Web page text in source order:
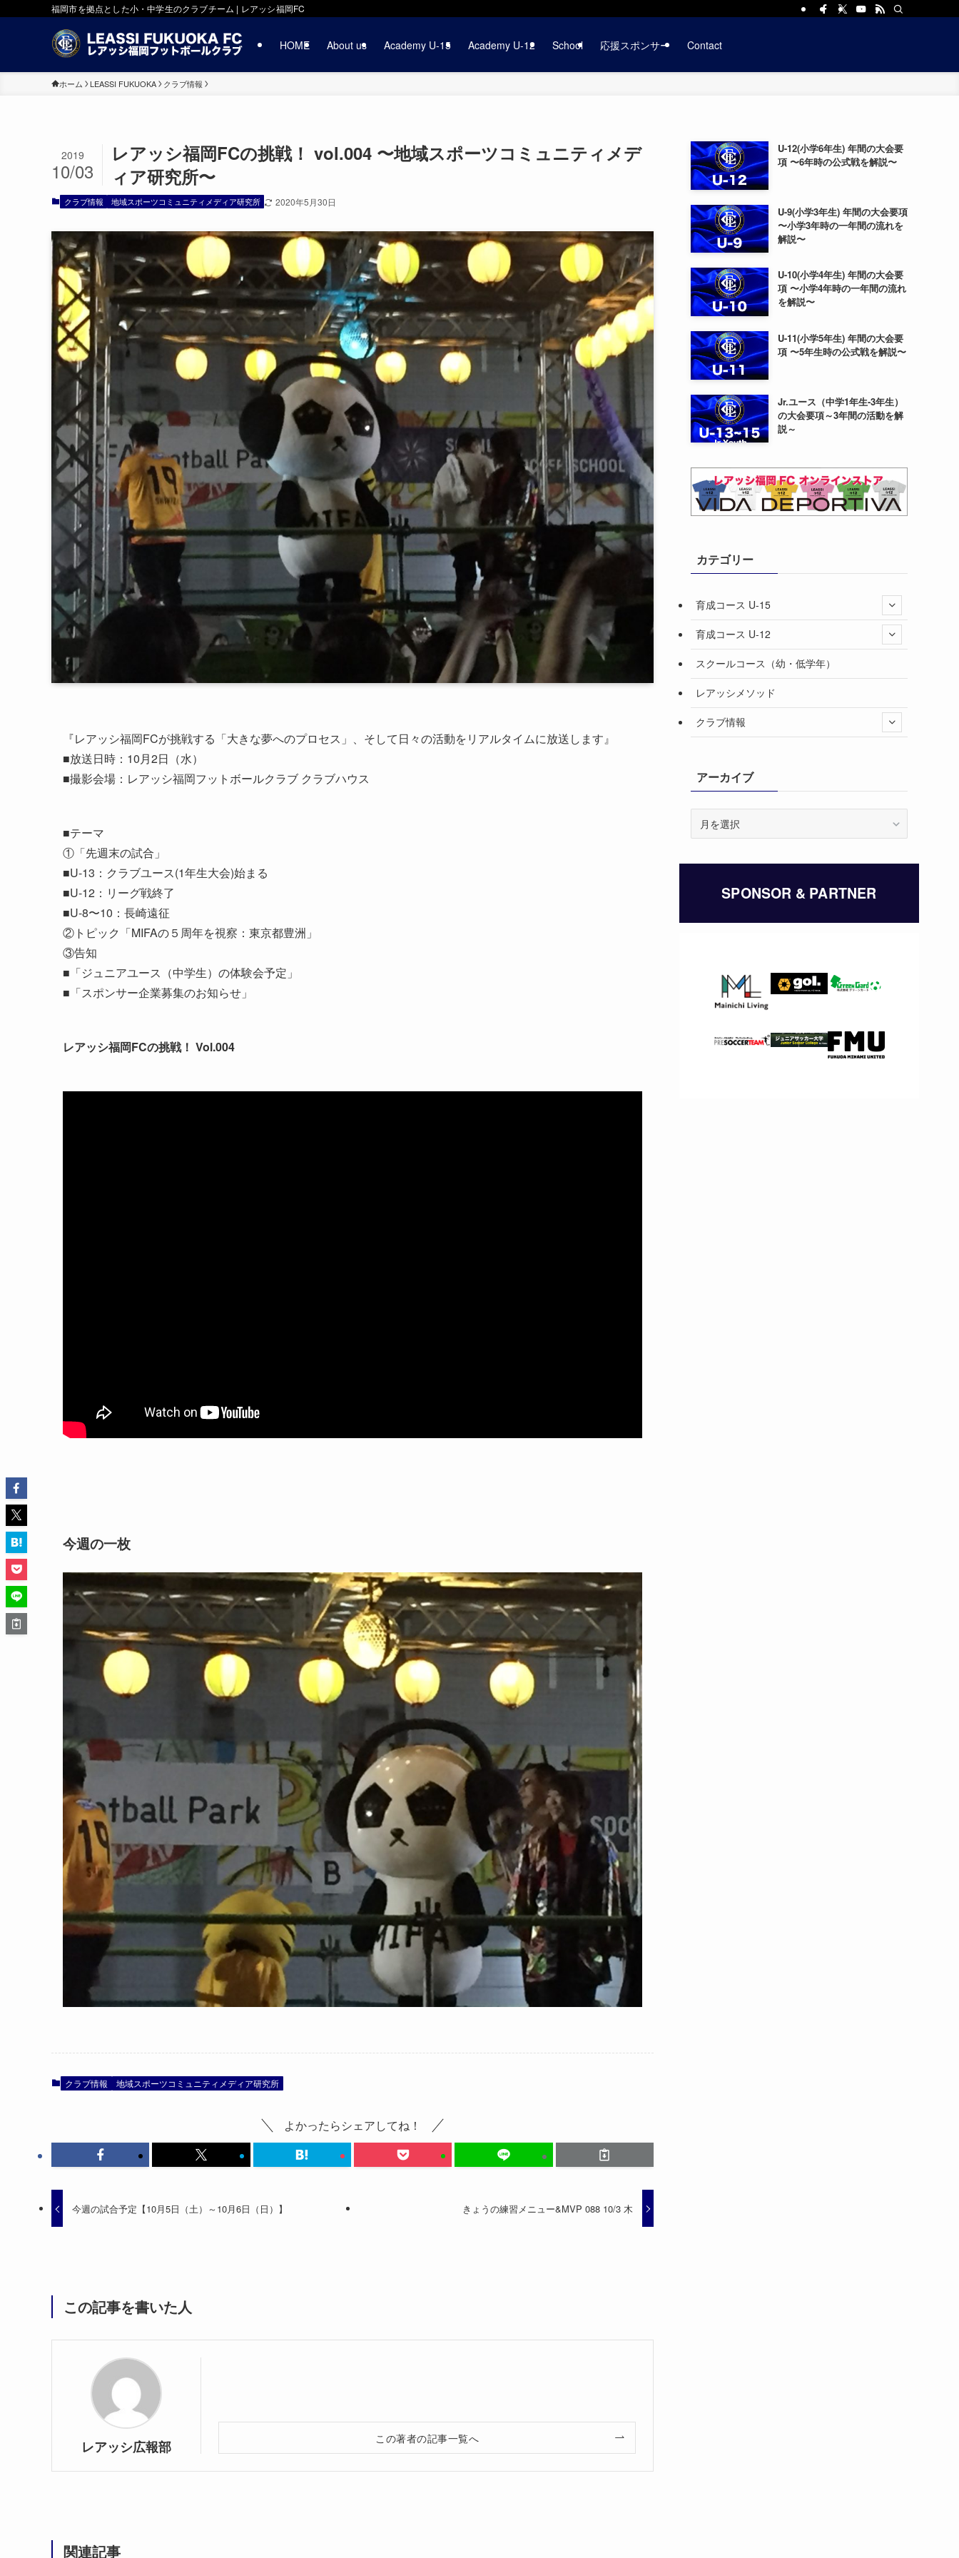
福岡市を拠点とした小・中学生のクラブチーム | レアッシ福岡FC
HOME About us Academy U-15 Academy U-12 School 応援スポンサー Contact
ホーム LEASSI FUKUOKA クラブ情報
レアッシ福岡FCの挑戦！ vol.004 〜地域スポーツコミュニティメデ
ィア研究所〜
2019
10/03
クラブ情報 地域スポーツコミュニティメディア研究所 2020年5月30日
『レアッシ福岡FCが挑戦する「大きな夢へのプロセス」、そして日々の活動をリアルタイムに放送します』
■放送日時：10月2日（水）
■撮影会場：レアッシ福岡フットボールクラブ クラブハウス
■テーマ
①「先週末の試合」
■U-13：クラブユース(1年生大会)始まる
■U-12：リーグ戦終了
■U-8〜10：長崎遠征
②トピック「MIFAの５周年を視察：東京都豊洲」
③告知
■「ジュニアユース（中学生）の体験会予定」
■「スポンサー企業募集のお知らせ」
レアッシ福岡FCの挑戦！ Vol.004
今週の一枚
クラブ情報 地域スポーツコミュニティメディア研究所
よかったらシェアしてね！
今週の試合予定【10月5日（土）～10月6日（日）】 きょうの練習メニュー&MVP 088 10/3 木
この記事を書いた人
レアッシ広報部 この著者の記事一覧へ
関連記事
U-12(小学6年生) 年間の大会要
項 〜6年時の公式戦を解説〜
U-9(小学3年生) 年間の大会要項
〜小学3年時の一年間の流れを
解説〜
U-10(小学4年生) 年間の大会要
項 〜小学4年時の一年間の流れ
を解説〜
U-11(小学5年生) 年間の大会要
項 〜5年生時の公式戦を解説〜
Jr.ユース（中学1年生-3年生）
の大会要項～3年間の活動を解
説～
カテゴリー
育成コース U-15
育成コース U-12
スクールコース（幼・低学年）
レアッシメソッド
クラブ情報
アーカイブ
イ
SPONSOR & PARTNER